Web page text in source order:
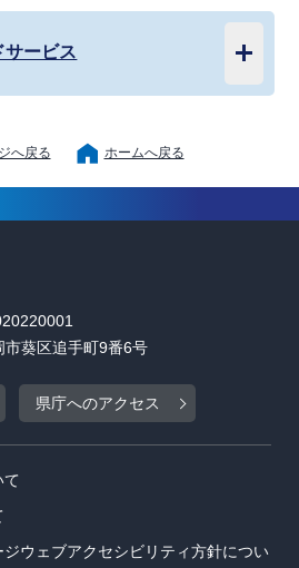
サービス
へ戻る ホームへ戻る
葵区追手町9番6号
県庁へのアクセス
て
ウェブアクセシビリティ方針につい